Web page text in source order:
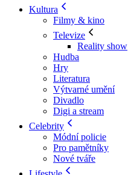
Kultura
Filmy & kino
Televize
Reality show
Hudba
Hry
Literatura
Výtvarné umění
Divadlo
Digi a stream
Celebrity
Módní policie
Pro pamětníky
Nové tváře